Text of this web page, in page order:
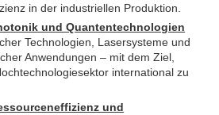
in der industriellen Produktion.
und Quantentechnologien
Technologien, Lasersysteme und
Anwendungen – mit dem Ziel,
international zu
und